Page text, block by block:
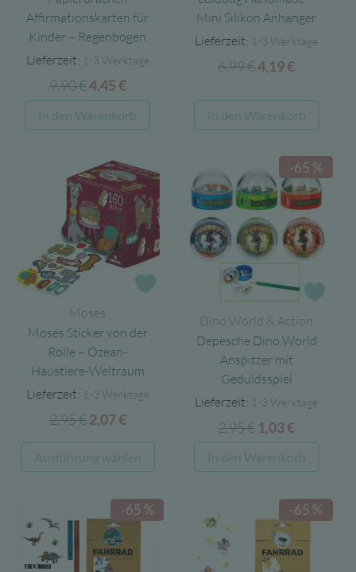
Affirmationskarten für
Kinder – Regenbogen
Lieferzeit: 1-3 Werktage
9,90€Ursprünglicher
Preis
war:
4,45€Aktueller
Preis
ist:
In den Warenkorb
Mini Silikon Anhänger
Lieferzeit: 1-3 Werktage
6,99€Ursprünglicher
war:
6,99 €
4,19€Aktueller
ist:
4,19 €.
In den Warenkorb
Zur Wunschliste
Moses
Moses Sticker von der
Rolle – Ozean-
Haustiere-Weltraum
Lieferzeit: 1-3 Werktage
2,95€ Ursprünglicher
Preis
war:
2,07€Aktueller
Preis
ist:
Ausführung wählen
Produkt
mehrere
Varianten
-65 %
Dino World & Action
Depesche Dino World
Anspitzer mit
Geduldsspiel
Lieferzeit: 1-3 Werktage
2,95€ Ursprünglicher
Preis
war:
1,03€Aktueller
Preis
ist:
In den Warenkorb
-65 % -65 %